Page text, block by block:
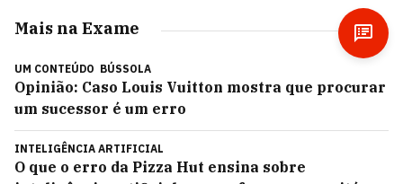
Mais na Exame
UM CONTEÚDO BÚSSOLA
Opinião: Caso Louis Vuitton mostra que procurar
um sucessor é um erro
INTELIGÊNCIA ARTIFICIAL
O que o erro da Pizza Hut ensina sobre